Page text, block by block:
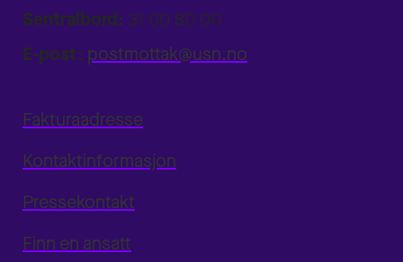
Sentralbord: 31 00 80 00
E-post: postmottak@usn.no
Fakturaadresse
Kontaktinformasjon
Pressekontakt
Finn en ansatt